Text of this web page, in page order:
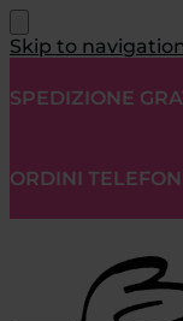
Skip to
SPEDIZIONE
ORDINI